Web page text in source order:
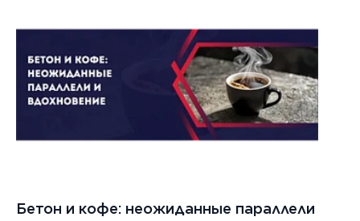
Бетон и кофе: неожиданные параллели